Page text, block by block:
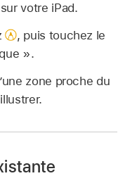
sur votre iPad.
, puis touchez le
».
zone proche du